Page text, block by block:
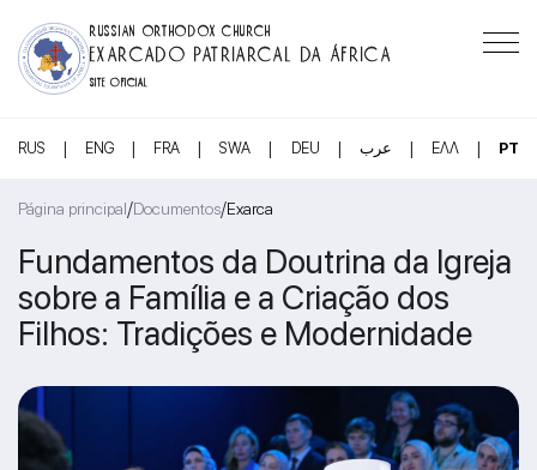
RUSSIAN ORTHODOX CHURCH
EXARCADO PATRIARCAL DA ÁFRICA
SITE OFICIAL
RUS | ENG | FRA | SWA | DEU | عرب | ΕΛΛ | PT
Página principal/Documentos/Exarca
Fundamentos da Doutrina da Igreja
sobre a Família e a Criação dos
Filhos: Tradições e Modernidade